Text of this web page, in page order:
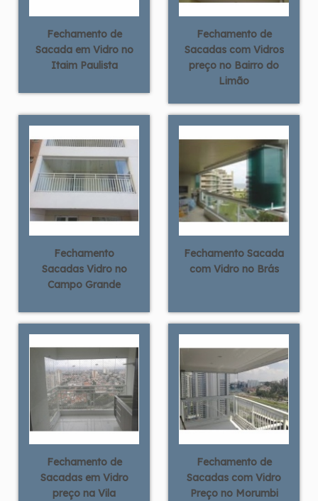
Fechamento de
Sacada em Vidro no
Itaim Paulista
Fechamento de
Sacadas com Vidros
preço no Bairro do
Limão
Fechamento
Sacadas Vidro no
Campo Grande
Fechamento Sacada
com Vidro no Brás
Fechamento de
Sacadas em Vidro
preço na Vila
Fechamento de
Sacadas com Vidro
Preço no Morumbi